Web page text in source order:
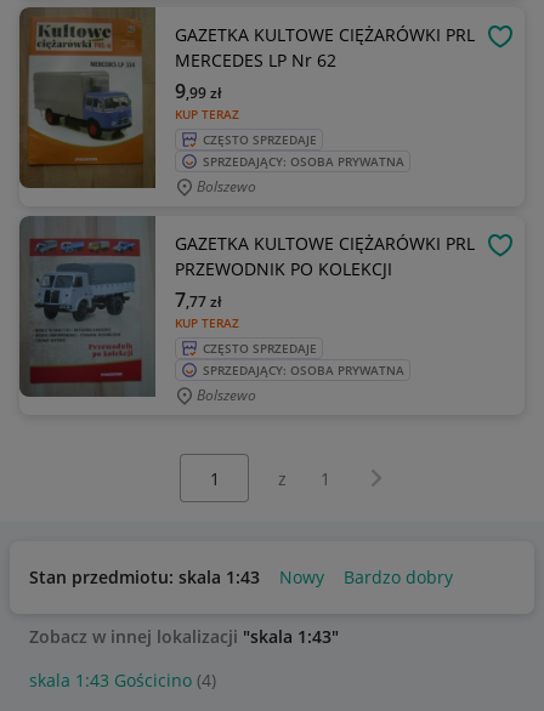
GAZETKA KULTOWE CIĘŻARÓWKI PRL
MERCEDES LP Nr 62
KUP TERAZ
9,99zł
CZĘSTO SPRZEDAJE
SPRZEDAJĄCY: OSOBA PRYWATNA
Bolszewo
GAZETKA KULTOWE CIĘŻARÓWKI PRL
PRZEWODNIK PO KOLEKCJI
KUP TERAZ
7,77zł
CZĘSTO SPRZEDAJE
SPRZEDAJĄCY: OSOBA PRYWATNA
Bolszewo
z 1 Następna strona
Stan przedmiotu: skala 1:43 Nowy Bardzo dobry
Zobacz w innej lokalizacji "skala 1:43"
skala 1:43 Gościcino (4)